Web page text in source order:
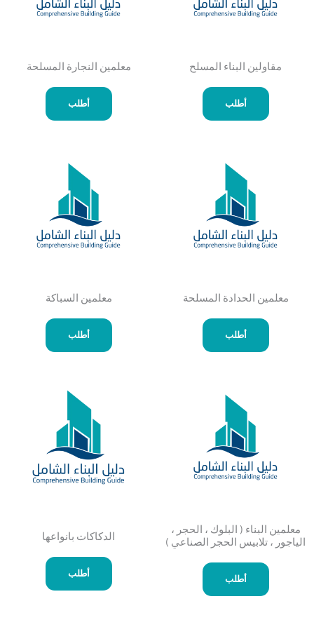
مقاولين البناء المسلح
أطلب
معلمين النجارة المسلحة
أطلب
معلمين الحدادة المسلحة
أطلب
معلمين السباكة
أطلب
معلمين البناء ( البلوك ، الحجر ،
الياجور ، تلابيس الحجر الصناعي )
أطلب
الدكاكات بانواعها
أطلب